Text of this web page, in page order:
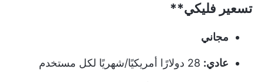
تسعير فليكي**
مجاني
عادي: